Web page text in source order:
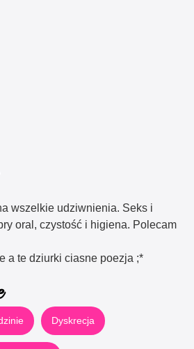
wszelkie udziwnienia. Seks i
oral, czystość i higiena. Polecam
a te dziurki ciasne poezja ;*
Dyskrecja